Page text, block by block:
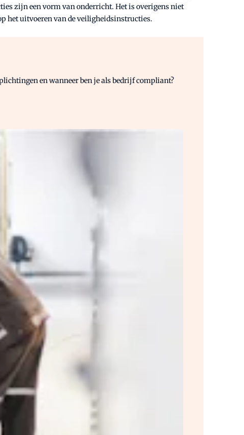
zijn een vorm van onderricht. Het is overigens niet
het uitvoeren van de veiligheidsinstructies.
en wanneer ben je als bedrijf compliant?